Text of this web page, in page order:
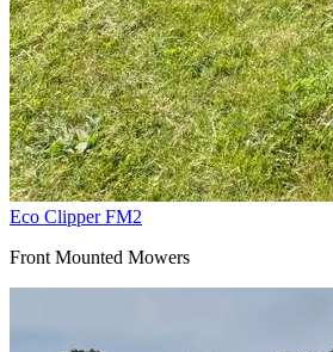
Eco Clipper FM2
Front Mounted Mowers